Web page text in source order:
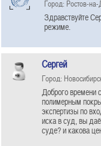
Город: Ростов-
Здравствуйте
режиме.
Сергей
Город:
Доброго времени
полимерным
экспертизы по
иска в суд, вы
суде? и какова